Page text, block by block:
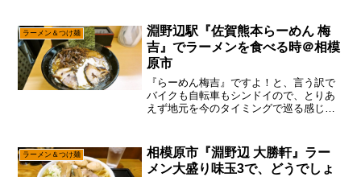
いや、何年か前にサウザンロードの方に2
号店？みたいな感じで、出来...
ラーメン＆つけ麺
淵野辺駅『佐賀熊本らーめん 梅
吉』でラーメンを食べる時＠相模
原市
『らーめん梅吉』ですよ！と、言う訳で
バイクも自転車もシンドイので、とりあ
えず地元を今のタイミングで巡る感じで
命と思って待つしか無いぞと。『らーめ
ん梅吉』のメニューって事...
ラーメン＆つけ麺
相模原市『淵野辺 大勝軒』ラー
メン大盛り味玉3で、どうでしょ